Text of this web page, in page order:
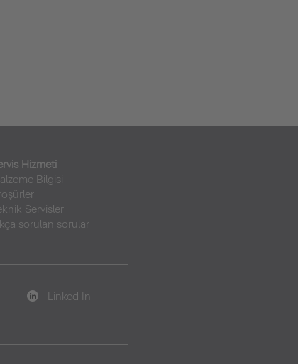
Hizmeti
Bilgisi
Servisler
sorulan sorular
Linked In